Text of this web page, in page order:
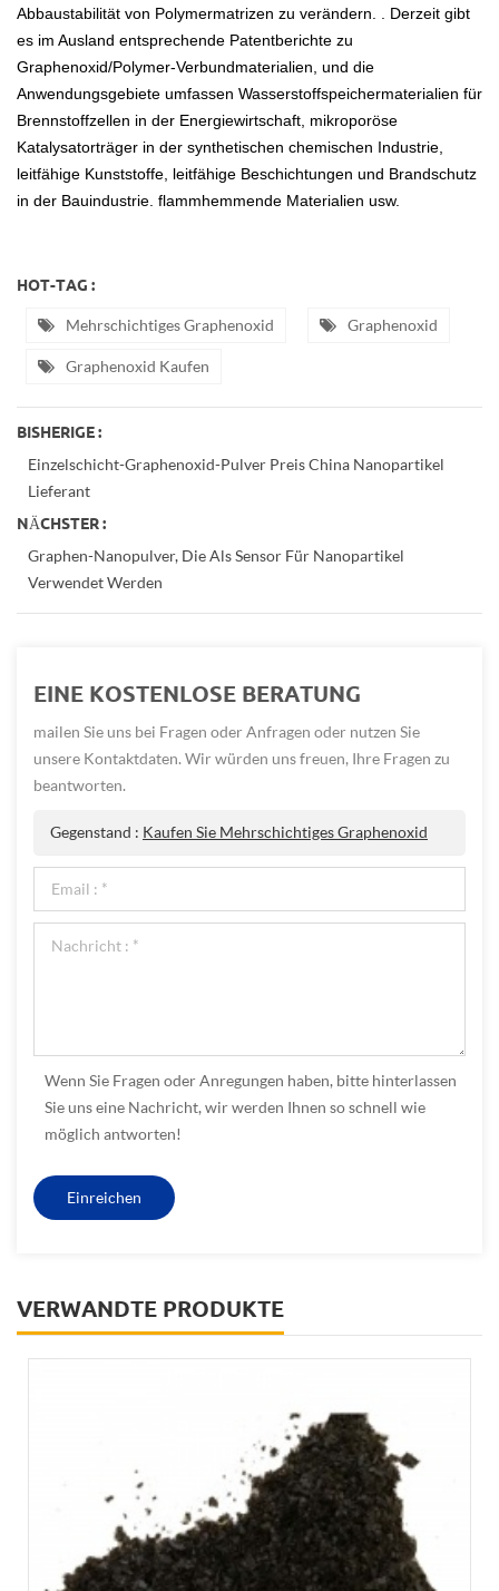
Abbaustabilität von Polymermatrizen zu verändern. . Derzeit gibt
es im Ausland entsprechende Patentberichte zu
Graphenoxid/Polymer-Verbundmaterialien, und die
Anwendungsgebiete umfassen Wasserstoffspeichermaterialien für
Brennstoffzellen in der Energiewirtschaft, mikroporöse
Katalysatorträger in der synthetischen chemischen Industrie,
leitfähige Kunststoffe, leitfähige Beschichtungen und Brandschutz
in der Bauindustrie. flammhemmende Materialien usw.
HOT-TAG :
Mehrschichtiges Graphenoxid Graphenoxid
Graphenoxid Kaufen
BISHERIGE :
Einzelschicht-Graphenoxid-Pulver Preis China Nanopartikel
Lieferant
NÄCHSTER :
Graphen-Nanopulver, Die Als Sensor Für Nanopartikel
Verwendet Werden
EINE KOSTENLOSE BERATUNG
mailen Sie uns bei Fragen oder Anfragen oder nutzen Sie
unsere Kontaktdaten. Wir würden uns freuen, Ihre Fragen zu
beantworten.
Gegenstand : Kaufen Sie Mehrschichtiges Graphenoxid
Wenn Sie Fragen oder Anregungen haben, bitte hinterlassen
Sie uns eine Nachricht, wir werden Ihnen so schnell wie
möglich antworten!
VERWANDTE PRODUKTE